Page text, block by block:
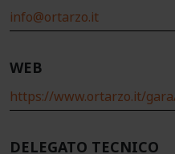
info@ortarzo.it
WEB
https://www.ortarzo.it/
DELEGATO TECNICO